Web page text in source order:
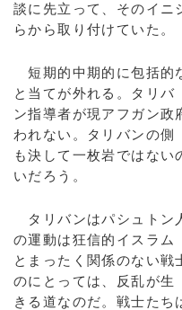
談に先立って、そのイニ
らから取り付けていた。
短期的中期的に包括的
と当てが外れる。タリバ
ン指導者が現アフガン政
われない。タリバンの側
も決して一枚岩ではな
いだろう。
タリバンはパシュトン
の運動は狂信的イスラム
とまったく関係のない戦
のにとっては、反乱が生
きる道なのだ。戦士たち